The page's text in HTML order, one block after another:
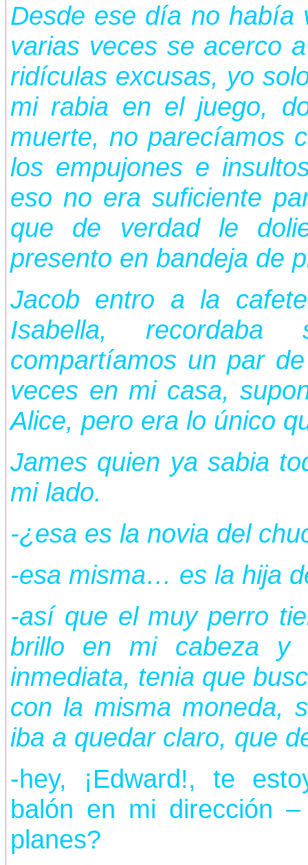
Desde ese día no había
varias veces se acerco
ridículas excusas, yo
mi rabia en el juego,
muerte, no parecíamos
los empujones e
eso no era suficiente
que de verdad le
presento en bandeja de
Jacob entro a la
Isabella,
compartíamos un par
veces en mi casa,
Alice, pero era lo único
James quien ya sabia
mi lado.
-¿esa es la novia del
-esa misma… es la hija
-así que el muy perro
brillo en mi cabeza y
inmediata, tenia que
con la misma moneda,
iba a quedar claro, que
-hey, ¡Edward!, te
balón en mi dirección
planes?